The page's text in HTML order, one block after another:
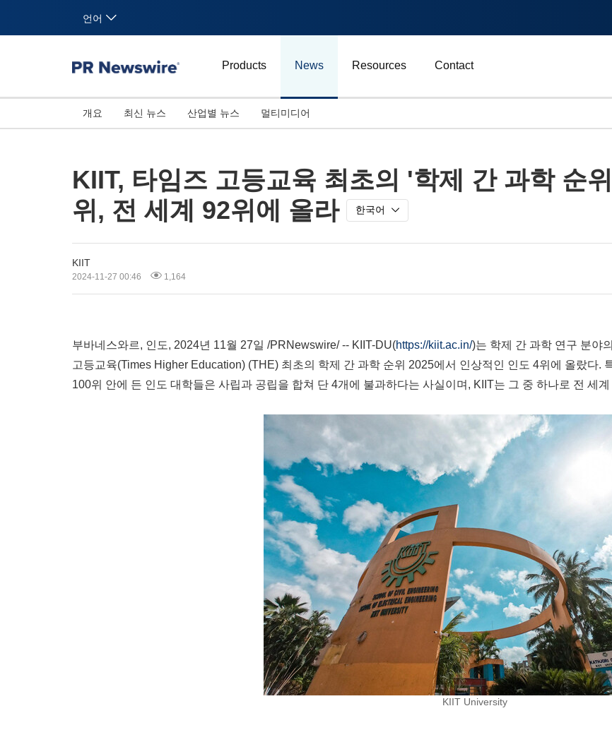
언어
Products News Resources Contact
개요 최신 뉴스 산업별 뉴스
에너지
멀티미디어
KIIT, 타임즈 고등교육 최초의 '학제 간 과학 순
위, 전 세계 92위에 올라
한국어
KIIT
2024-11-27 00:46 1,164
부바네스와르, 인도, 2024년 11월 27일 /PRNewswire/ -- KIIT-DU(https://kiit.ac.in/)는 학제 간 과학 연구 분야
고등교육(Times Higher Education) (THE) 최초의 학제 간 과학 순위 2025에서 인상적인 인도 4위에 올랐다.
100위 안에 든 인도 대학들은 사립과 공립을 합쳐 단 4개에 불과하다는 사실이며, KIIT는 그 중 하나로 전 세
KIIT University